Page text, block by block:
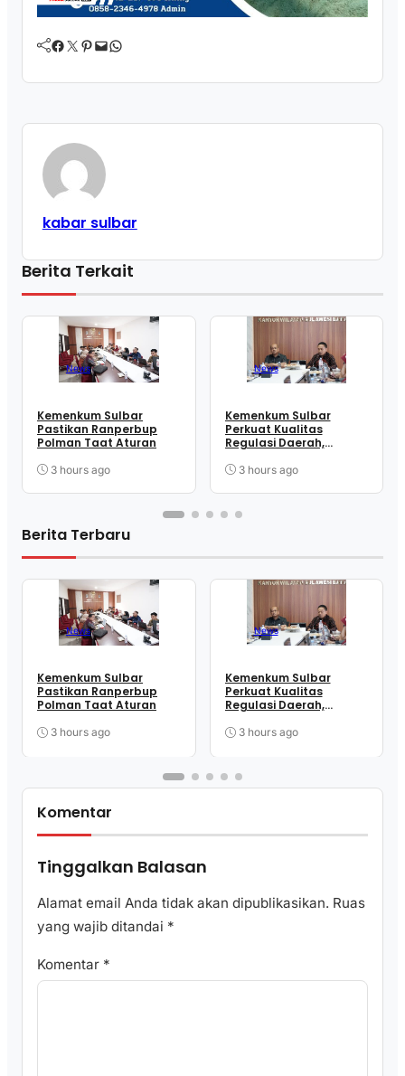
Facebook Twitter Pinterest Mail WhatsApp
kabar sulbar
Berita Terkait
News
Kemenkum Sulbar
Pastikan Ranperbup
Polman Taat Aturan
3 hours ago
News
Kemenkum Sulbar
Perkuat Kualitas
Regulasi Daerah,
Ranperbup Polman
3 hours ago
Berita Terbaru
News
Kemenkum Sulbar
Pastikan Ranperbup
Polman Taat Aturan
3 hours ago
News
Kemenkum Sulbar
Perkuat Kualitas
Regulasi Daerah,
Ranperbup Polman
3 hours ago
Komentar
Tinggalkan Balasan
Alamat email Anda tidak akan dipublikasikan. Ruas
yang wajib ditandai *
Komentar *